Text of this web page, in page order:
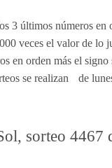
3 últimos números en
veces el valor de lo
en orden más el signo
se realizan de
sorteo 4467